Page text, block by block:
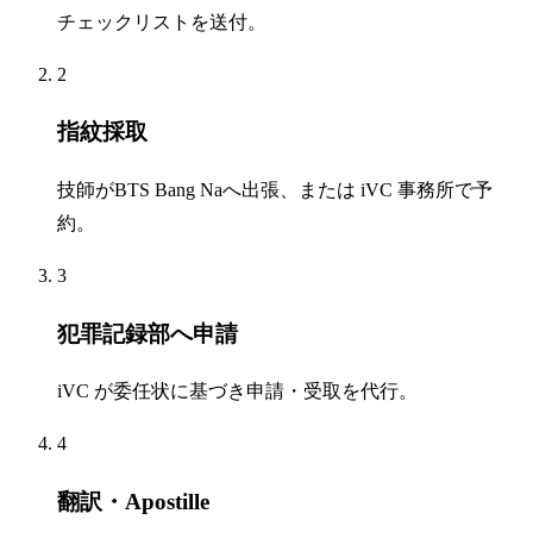
チェックリストを送付。
2
指紋採取
技師がBTS Bang Naへ出張、または iVC 事務所で予
約。
3
犯罪記録部へ申請
iVC が委任状に基づき申請・受取を代行。
4
翻訳・Apostille